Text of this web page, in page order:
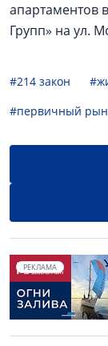
апартаментов
Групп» на ул.
#214 закон
#первичный
РЕКЛАМА